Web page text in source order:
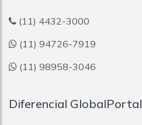
(11) 4432-3000
(11) 94726-7919
(11) 98958-3046
Diferencial GlobalPortal